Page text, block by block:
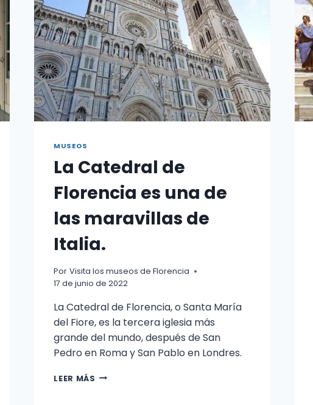
MUSEOS
La Catedral de
Florencia es una de
las maravillas de
Italia.
Por Visita los museos de Florencia
17 de junio de 2022
La Catedral de Florencia, o Santa María
del Fiore, es la tercera iglesia más
grande del mundo, después de San
Pedro en Roma y San Pablo en Londres.
LEER MÁS LA